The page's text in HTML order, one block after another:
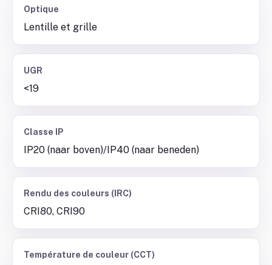
Optique
Lentille et grille
UGR
<19
Classe IP
IP20 (naar boven)/IP40 (naar beneden)
Rendu des couleurs (IRC)
CRI80, CRI90
Température de couleur (CCT)